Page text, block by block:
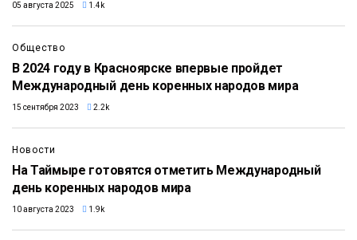
05 августа 2025 1.4k
Общество
В 2024 году в Красноярске впервые пройдет
Международный день коренных народов мира
15 сентября 2023 2.2k
Новости
На Таймыре готовятся отметить Международный
день коренных народов мира
10 августа 2023 1.9k